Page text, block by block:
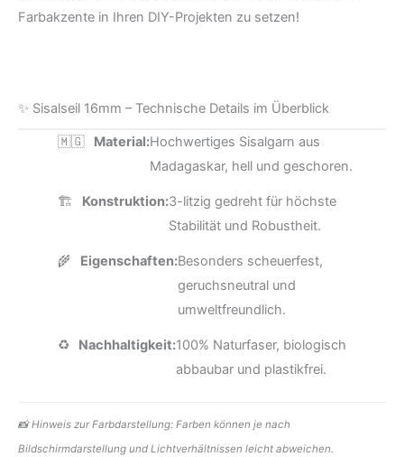
Farbakzente in Ihren DIY-Projekten zu setzen!
✨ Sisalseil 16mm – Technische Details im Überblick
🇲🇬 Material:Hochwertiges Sisalgarn aus
Madagaskar, hell und geschoren.
🏗️ Konstruktion:3-litzig gedreht für höchste
Stabilität und Robustheit.
🌾 Eigenschaften:Besonders scheuerfest,
geruchsneutral und
umweltfreundlich.
♻️ Nachhaltigkeit:100% Naturfaser, biologisch
abbaubar und plastikfrei.
📸 Hinweis zur Farbdarstellung: Farben können je nach
Bildschirmdarstellung und Lichtverhältnissen leicht abweichen.